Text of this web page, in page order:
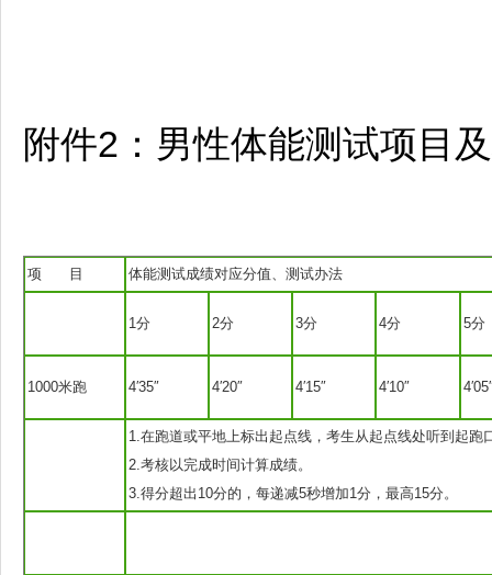
附件2：男性体能测试项目
项 目 体能测试成绩对应分值、测试办法
1分 2分 3分 4分 5分
1000米跑 4′35″ 4′20″ 4′15″ 4′10″
1.在跑道或平地上标出起点线，考生从起点线处听到起
2.考核以完成时间计算成绩。
3.得分超出10分的，每递减5秒增加1分，最高15分。